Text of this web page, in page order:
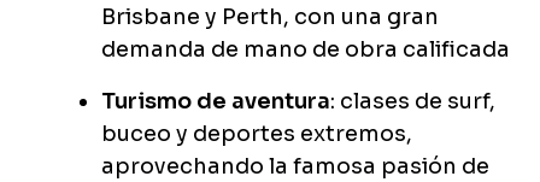
Brisbane y Perth, con una gran
demanda de mano de obra calificada
Turismo de aventura: clases de surf,
buceo y deportes extremos,
aprovechando la famosa pasión de